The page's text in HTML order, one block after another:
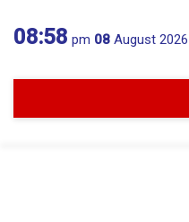
08:58 pm 08 August 2026